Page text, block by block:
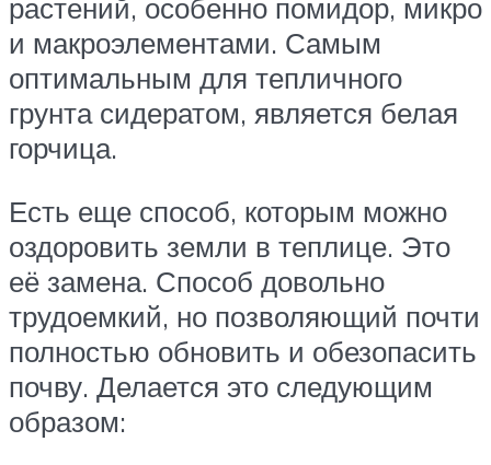
растений, особенно помидор, микро
и макроэлементами. Самым
оптимальным для тепличного
грунта сидератом, является белая
горчица.
Есть еще способ, которым можно
оздоровить земли в теплице. Это
её замена. Способ довольно
трудоемкий, но позволяющий почти
полностью обновить и обезопасить
почву. Делается это следующим
образом: